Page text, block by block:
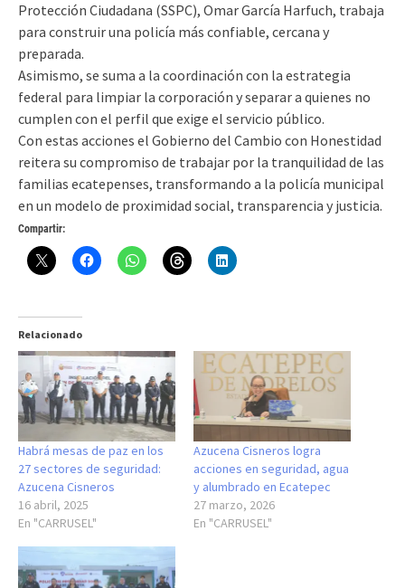
Protección Ciudadana (SSPC), Omar García Harfuch, trabaja
para construir una policía más confiable, cercana y
preparada.
Asimismo, se suma a la coordinación con la estrategia
federal para limpiar la corporación y separar a quienes no
cumplen con el perfil que exige el servicio público.
Con estas acciones el Gobierno del Cambio con Honestidad
reitera su compromiso de trabajar por la tranquilidad de las
familias ecatepenses, transformando a la policía municipal
en un modelo de proximidad social, transparencia y justicia.
Compartir:
Relacionado
Habrá mesas de paz en los
27 sectores de seguridad:
Azucena Cisneros
16 abril, 2025
En "CARRUSEL"
Azucena Cisneros logra
acciones en seguridad, agua
y alumbrado en Ecatepec
27 marzo, 2026
En "CARRUSEL"